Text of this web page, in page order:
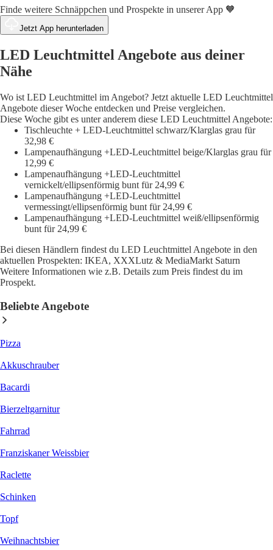
Finde weitere Schnäppchen und Prospekte in unserer App 🧡
Jetzt App herunterladen
LED Leuchtmittel Angebote aus deiner
Nähe
Wo ist LED Leuchtmittel im Angebot? Jetzt aktuelle LED Leuchtmittel
Angebote dieser Woche entdecken und Preise vergleichen.
Diese Woche gibt es unter anderem diese LED Leuchtmittel Angebote:
Tischleuchte + LED-Leuchtmittel schwarz/Klarglas grau für
32,98 €
Lampenaufhängung +LED-Leuchtmittel beige/Klarglas grau für
12,99 €
Lampenaufhängung +LED-Leuchtmittel
vernickelt/ellipsenförmig bunt für 24,99 €
Lampenaufhängung +LED-Leuchtmittel
vermessingt/ellipsenförmig bunt für 24,99 €
Lampenaufhängung +LED-Leuchtmittel weiß/ellipsenförmig
bunt für 24,99 €
Bei diesen Händlern findest du LED Leuchtmittel Angebote in den
aktuellen Prospekten: IKEA, XXXLutz & MediaMarkt Saturn
Weitere Informationen wie z.B. Details zum Preis findest du im
Prospekt.
Beliebte Angebote
Pizza
Akkuschrauber
Bacardi
Bierzeltgarnitur
Fahrrad
Franziskaner Weissbier
Raclette
Schinken
Topf
Weihnachtsbier